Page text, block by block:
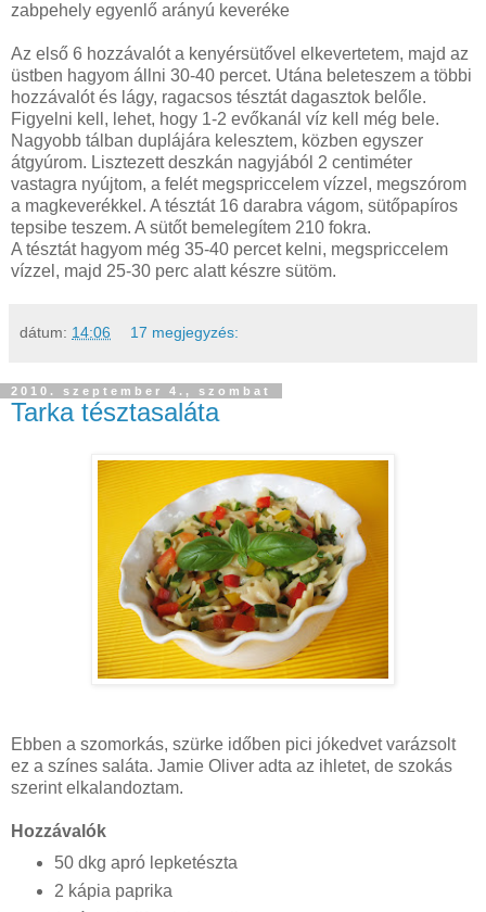
zabpehely egyenlő arányú keveréke
Az első 6 hozzávalót a kenyérsütővel elkevertetem, majd az
üstben hagyom állni 30-40 percet. Utána beleteszem a többi
hozzávalót és lágy, ragacsos tésztát dagasztok belőle.
Figyelni kell, lehet, hogy 1-2 evőkanál víz kell még bele.
Nagyobb tálban duplájára kelesztem, közben egyszer
átgyúrom. Lisztezett deszkán nagyjából 2 centiméter
vastagra nyújtom, a felét megspriccelem vízzel, megszórom
a magkeverékkel. A tésztát 16 darabra vágom, sütőpapíros
tepsibe teszem. A sütőt bemelegítem 210 fokra.
A tésztát hagyom még 35-40 percet kelni, megspriccelem
vízzel, majd 25-30 perc alatt készre sütöm.
dátum: 14:06 17 megjegyzés:
2010. szeptember 4., szombat
Tarka tésztasaláta
Ebben a szomorkás, szürke időben pici jókedvet varázsolt
ez a színes saláta. Jamie Oliver adta az ihletet, de szokás
szerint elkalandoztam.
Hozzávalók
50 dkg apró lepketészta
2 kápia paprika